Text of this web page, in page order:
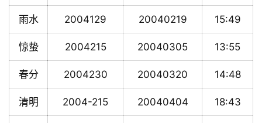
雨水 2004129 20040219 15:49
惊蛰 2004215 20040305 13:55
春分 2004230 20040320 14:48
清明 2004-215 20040404 18:43